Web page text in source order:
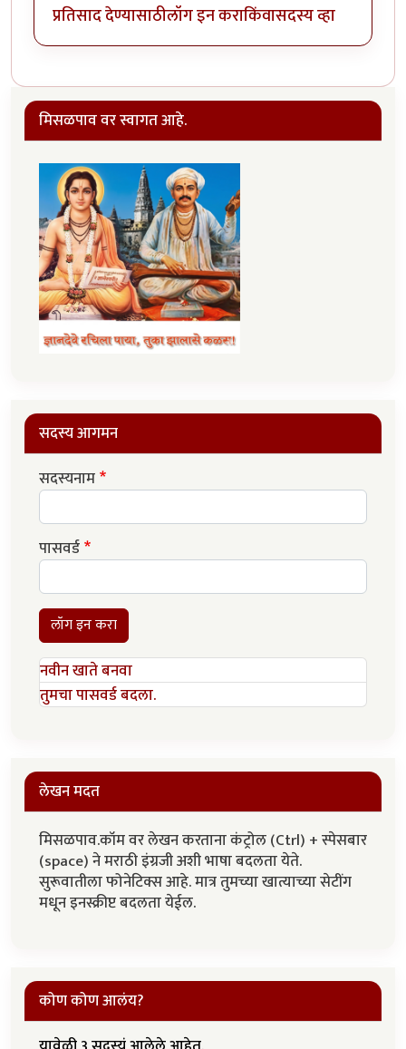
प्रतिसाद देण्यासाठीलॉग इन कराकिंवासदस्य व्हा
मिसळपाव वर स्वागत आहे.
सदस्य आगमन
सदस्यनाम
पासवर्ड
लॉग इन करा
नवीन खाते बनवा
तुमचा पासवर्ड बदला.
लेखन मदत
मिसळपाव.कॉम वर लेखन करताना कंट्रोल (Ctrl) + स्पेसबार
(space) ने मराठी इंग्रजी अशी भाषा बदलता येते.
सुरूवातीला फोनेटिक्स आहे. मात्र तुमच्या खात्याच्या सेटींग
मधून इनस्क्रीप्ट बदलता येईल.
कोण कोण आलंय?